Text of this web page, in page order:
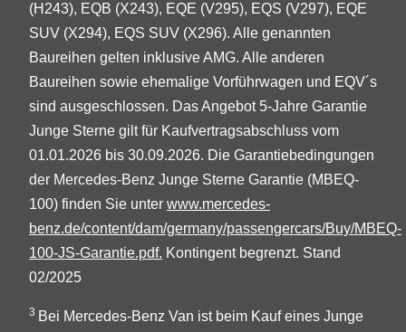
(H243), EQB (X243), EQE (V295), EQS (V297), EQE
SUV (X294), EQS SUV (X296). Alle genannten
Baureihen gelten inklusive AMG. Alle anderen
Baureihen sowie ehemalige Vorführwagen und EQV´s
sind ausgeschlossen. Das Angebot 5-Jahre Garantie
Junge Sterne gilt für Kaufvertragsabschluss vom
01.01.2026 bis 30.09.2026. Die Garantiebedingungen
der Mercedes-Benz Junge Sterne Garantie (MBEQ-
100) finden Sie unter www.mercedes-
benz.de/content/dam/germany/passengercars/Buy/MBEQ-
100-JS-Garantie.pdf. Kontingent begrenzt. Stand
02/2025
3 Bei Mercedes-Benz Van ist beim Kauf eines Junge